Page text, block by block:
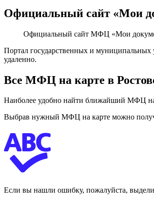
Официальный сайт «Мои
Официальный сайт МФЦ «Мои
Портал государственных и муниципальных
удаленно.
Все МФЦ на карте в
Наиболее удобно найти ближайший МФЦ на
Выбрав нужный МФЦ на карте можно
Если вы нашли ошибку, пожалуйста,